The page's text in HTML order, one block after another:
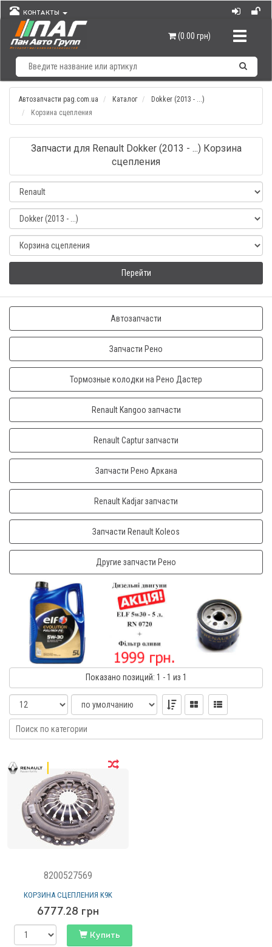
КОНТАКТЫ
(0.00 грн)
Автозапчасти pag.com.ua Каталог
Dokker (2013 - ...)
Корзина сцепления
Запчасти для Renault Dokker (2013 - ...) Корзина
сцепления
Перейти
Автозапчасти
Запчасти Рено
Тормозные колодки на Рено Дастер
Renault Kangoo запчасти
Renault Captur запчасти
Запчасти Рено Аркана
Renault Kadjar запчасти
Запчасти Renault Koleos
Другие запчасти Рено
Показано позиций: 1 - 1 из 1
8200527569
КОРЗИНА СЦЕПЛЕНИЯ K9K
6777.28 грн
Купить